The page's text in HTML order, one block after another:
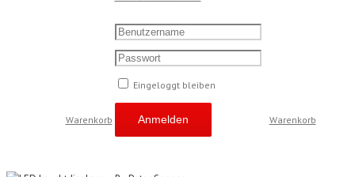
Warenkorb
Eingeloggt bleiben
Warenkorb